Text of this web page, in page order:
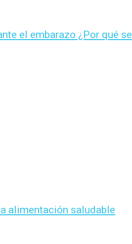
el embarazo ¿Por qué se
alimentación saludable